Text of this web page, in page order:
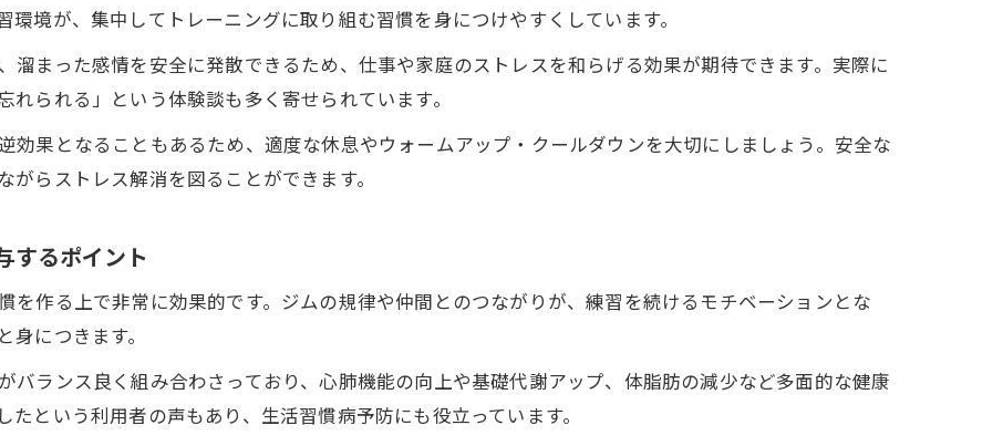
境が、集中してトレーニングに取り組む習慣を身につけやすくしています。
溜まった感情を安全に発散できるため、仕事や家庭のストレスを和らげる効果が期待できます。実際に
れられる」という体験談も多く寄せられています。
効果となることもあるため、適度な休息やウォームアップ・クールダウンを大切にしましょう。安全な
らストレス解消を図ることができます。
するポイント
を作る上で非常に効果的です。ジムの規律や仲間とのつながりが、練習を続けるモチベーションとな
につきます。
バランス良く組み合わさっており、心肺機能の向上や基礎代謝アップ、体脂肪の減少など多面的な健康
という利用者の声もあり、生活習慣病予防にも役立っています。